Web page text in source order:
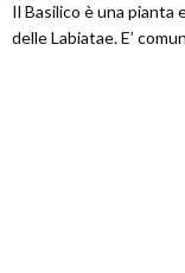
Il Basilico è una pianta
delle Labiatae. E’